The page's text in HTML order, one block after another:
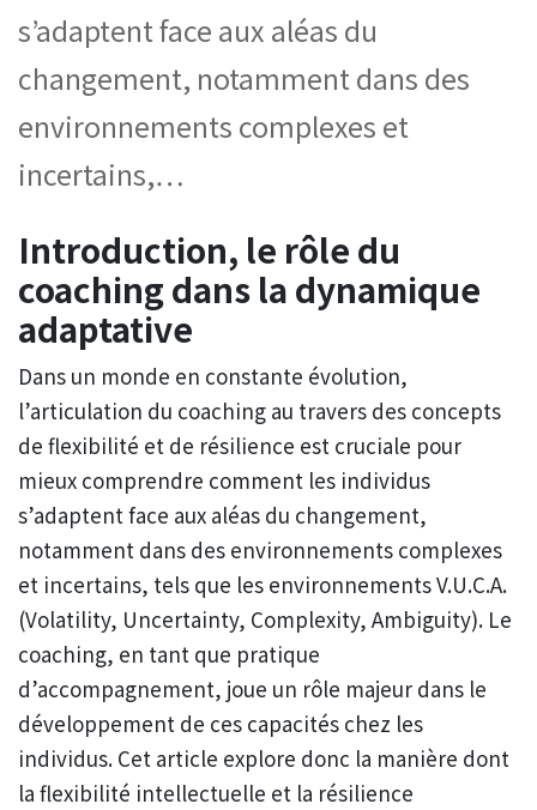
s’adaptent face aux aléas du
changement, notamment dans des
environnements complexes et
incertains,…
Introduction, le rôle du
coaching dans la dynamique
adaptative
Dans un monde en constante évolution,
l’articulation du coaching au travers des concepts
de flexibilité et de résilience est cruciale pour
mieux comprendre comment les individus
s’adaptent face aux aléas du changement,
notamment dans des environnements complexes
et incertains, tels que les environnements V.U.C.A.
(Volatility, Uncertainty, Complexity, Ambiguity). Le
coaching, en tant que pratique
d’accompagnement, joue un rôle majeur dans le
développement de ces capacités chez les
individus. Cet article explore donc la manière dont
la flexibilité intellectuelle et la résilience